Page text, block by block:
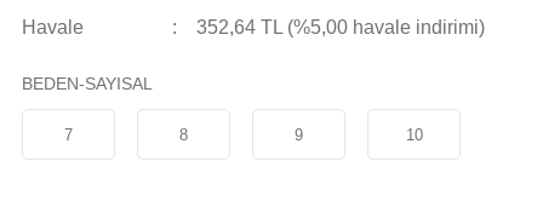
Havale
352,64 TL (%5,00 havale indirimi)
BEDEN-SAYISAL
7 8 9 10